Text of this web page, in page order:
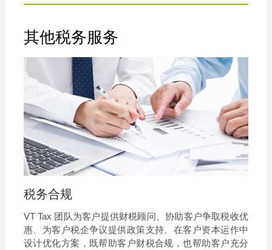
其他税务服务
税务合规
VT Tax 团队为客户提供财税顾问、协助客户争取税收优
惠、为客户税企争议提供政策支持、在客户资本运作中
设计优化方案，既帮助客户财税合规，也帮助客户充分